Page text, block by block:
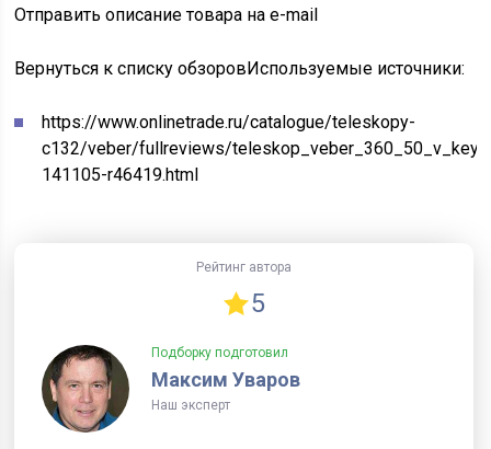
Отправить описание товара на e-mail
Вернуться к списку обзоров Используемые источники:
https://www.onlinetrade.ru/catalogue/teleskopy-
c132/veber/fullreviews/
141105-r46419.html
Рейтинг автора
5
Подборку подготовил
Максим Уваров
Наш эксперт